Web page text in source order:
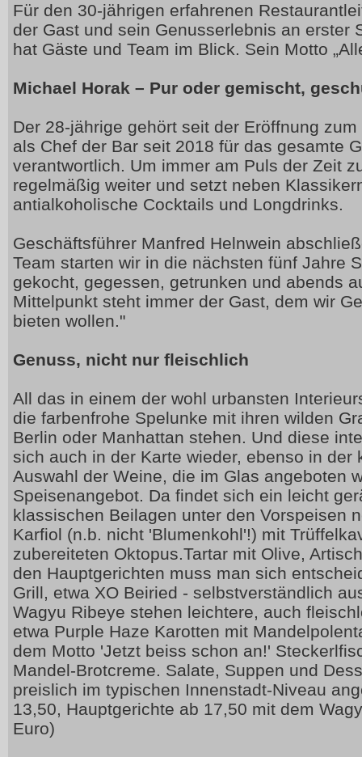
Für den 30-jährigen erfahrenen
der Gast und sein Genusserlebnis an erster
hat Gäste und Team im Blick. Sein Motto
Michael Horak – Pur oder gemischt,
Der 28-jährige gehört seit der Eröffnung
als Chef der Bar seit 2018 für das gesamte
verantwortlich. Um immer am Puls der Zeit
regelmäßig weiter und setzt neben
antialkoholische Cocktails und Longdrinks.
Geschäftsführer Manfred Helnwein
Team starten wir in die nächsten fünf Jahre
gekocht, gegessen, getrunken und abends
Mittelpunkt steht immer der Gast, dem wir
bieten wollen."
Genuss, nicht nur fleischlich
All das in einem der wohl urbansten
die farbenfrohe Spelunke mit ihren wilden
Berlin oder Manhattan stehen. Und diese
sich auch in der Karte wieder, ebenso in der
Auswahl der Weine, die im Glas angeboten
Speisenangebot. Da findet sich ein leicht
klassischen Beilagen unter den Vorspeisen
Karfiol (n.b. nicht 'Blumenkohl'!) mit
zubereiteten Oktopus.Tartar mit Olive,
den Hauptgerichten muss man sich
Grill, etwa XO Beiried - selbstverständlich
Wagyu Ribeye stehen leichtere, auch
etwa Purple Haze Karotten mit
dem Motto 'Jetzt beiss schon an!'
Mandel-Brotcreme. Salate, Suppen und
preislich im typischen Innenstadt-Niveau
13,50, Hauptgerichte ab 17,50 mit dem
Euro)